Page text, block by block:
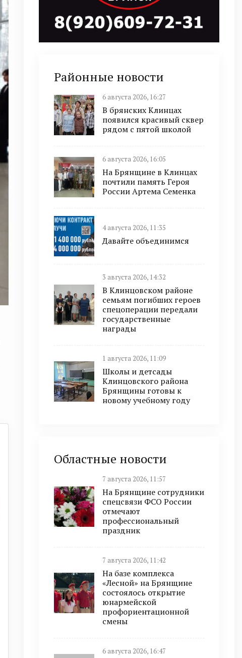
Районные новости
6 августа 2026, 16:27
В брянских Клинцах
появился красивый сквер
рядом с пятой школой
6 августа 2026, 16:05
На Брянщине в Клинцах
почтили память Героя
России Артема Семенка
4 августа 2026, 11:35
Давайте объединимся
3 августа 2026, 14:32
В Клинцовском районе
семьям погибших героев
спецоперации передали
государственные
награды
1 августа 2026, 11:09
Школы и детсады
Клинцовского района
Брянщины готовы к
новому учебному году
Областные новости
7 августа 2026, 11:57
На Брянщине сотрудники
спецсвязи ФСО России
отмечают
профессиональный
праздник
7 августа 2026, 11:42
На базе комплекса
«Лесной» на Брянщине
состоялось открытие
юнармейской
профориентационной
смены
6 августа 2026, 16:47